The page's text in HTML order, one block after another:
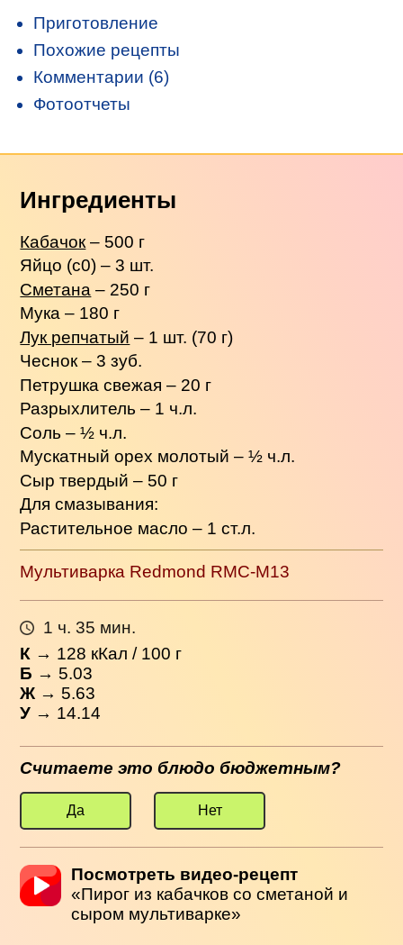
Приготовление
Похожие рецепты
Комментарии (6)
Фотоотчеты
Ингредиенты
Кабачок – 500 г
Яйцо (с0) – 3 шт.
Сметана – 250 г
Мука – 180 г
Лук репчатый – 1 шт. (70 г)
Чеснок – 3 зуб.
Петрушка свежая – 20 г
Разрыхлитель – 1 ч.л.
Соль – ½ ч.л.
Мускатный орех молотый – ½ ч.л.
Сыр твердый – 50 г
Для смазывания:
Растительное масло – 1 ст.л.
Мультиварка Redmond RMC-M13
1 ч. 35 мин.
К → 128 кКал / 100 г
Б → 5.03
Ж → 5.63
У → 14.14
Считаете это блюдо бюджетным?
Да Нет
Посмотреть видео-рецепт
«Пирог из кабачков со сметаной и
сыром мультиварке»